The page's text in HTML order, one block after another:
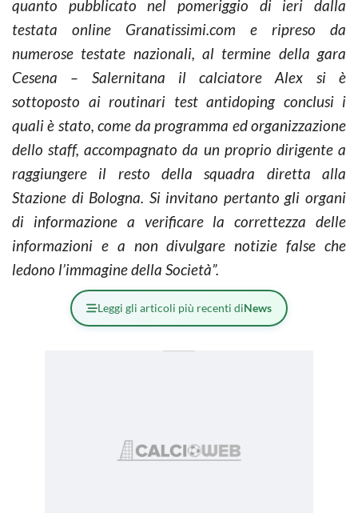
quanto pubblicato nel pomeriggio di ieri dalla
testata online Granatissimi.com e ripreso da
numerose testate nazionali, al termine della gara
Cesena – Salernitana il calciatore Alex si è
sottoposto ai routinari test antidoping conclusi i
quali è stato, come da programma ed organizzazione
dello staff, accompagnato da un proprio dirigente a
raggiungere il resto della squadra diretta alla
Stazione di Bologna. Si invitano pertanto gli organi
di informazione a verificare la correttezza delle
informazioni e a non divulgare notizie false che
ledono l’immagine della Società”.
Leggi gli articoli più recenti diNews